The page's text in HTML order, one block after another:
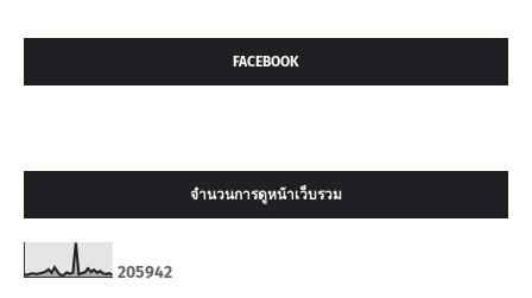
FACEBOOK
จำนวนการดูหน้าเว็บรวม
205942